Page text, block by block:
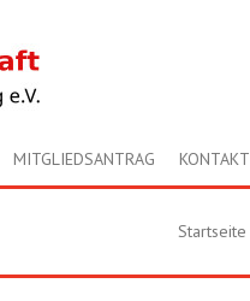
MITGLIEDSANTRAG KONTAKT
Startseite